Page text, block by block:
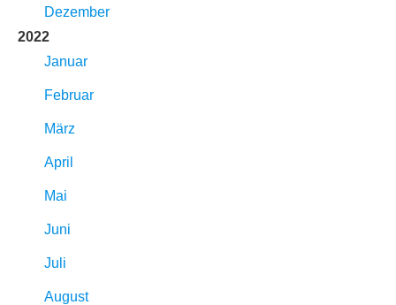
Dezember
2022
Januar
Februar
März
April
Mai
Juni
Juli
August